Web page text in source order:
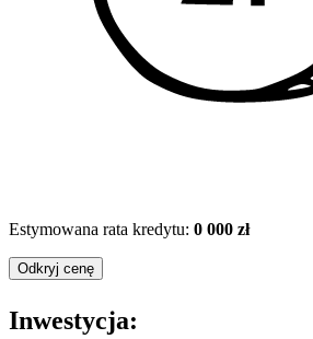
Estymowana rata kredytu: 0 000 zł
Odkryj cenę
Inwestycja: